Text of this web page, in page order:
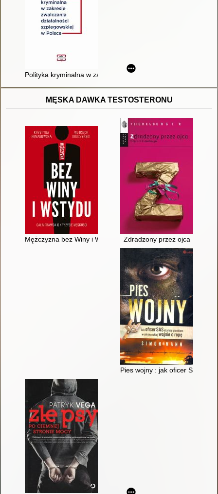
Polityka kryminalna w zakresie zwalczania działalności
MĘSKA DAWKA TESTOSTERONU
Mężczyzna bez Winy i Wstydu : cała prawda o kryzysie
Zdradzony przez ojca
Pies wojny : jak oficer SAS